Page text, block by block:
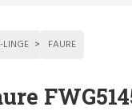
FAURE